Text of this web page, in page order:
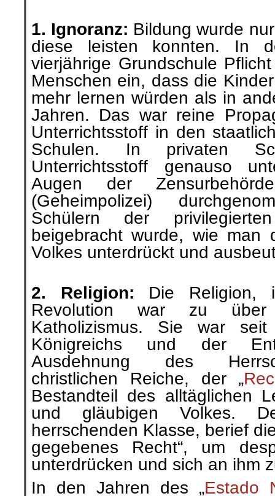
1. Ignoranz: Bildung wurde
diese leisten konnten. In
vierjährige Grundschule
Menschen ein, dass die
mehr lernen würden als in
Jahren. Das war reine
Unterrichtsstoff in den
Schulen. In privaten
Unterrichtsstoff genauso
Augen der
(Geheimpolizei)
Schülern der
beigebracht wurde, wie man
Volkes unterdrückt und
2. Religion: Die Religion,
Revolution war zu
Katholizismus. Sie war
Königreichs und der
Ausdehnung des
christlichen Reiche, der „
Bestandteil des alltäglichen
und gläubigen Volkes.
herrschenden Klasse, berief
gegebenes Recht“, um
unterdrücken und sich an ihm
In den Jahren des „Estado